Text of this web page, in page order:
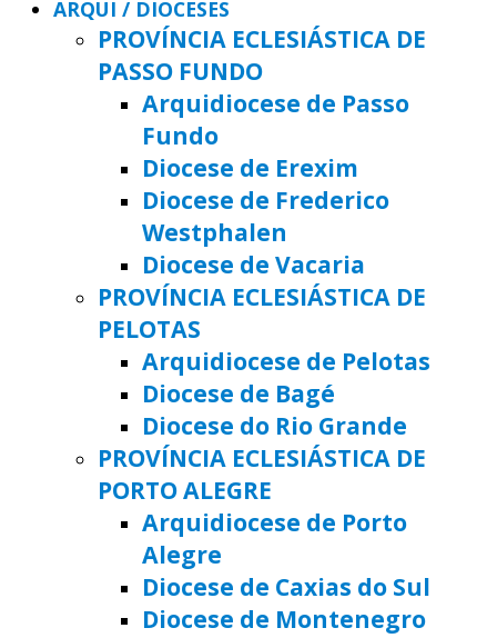
ARQUI / DIOCESES
PROVÍNCIA ECLESIÁSTICA DE
PASSO FUNDO
Arquidiocese de Passo
Fundo
Diocese de Erexim
Diocese de Frederico
Westphalen
Diocese de Vacaria
PROVÍNCIA ECLESIÁSTICA DE
PELOTAS
Arquidiocese de Pelotas
Diocese de Bagé
Diocese do Rio Grande
PROVÍNCIA ECLESIÁSTICA DE
PORTO ALEGRE
Arquidiocese de Porto
Alegre
Diocese de Caxias do Sul
Diocese de Montenegro